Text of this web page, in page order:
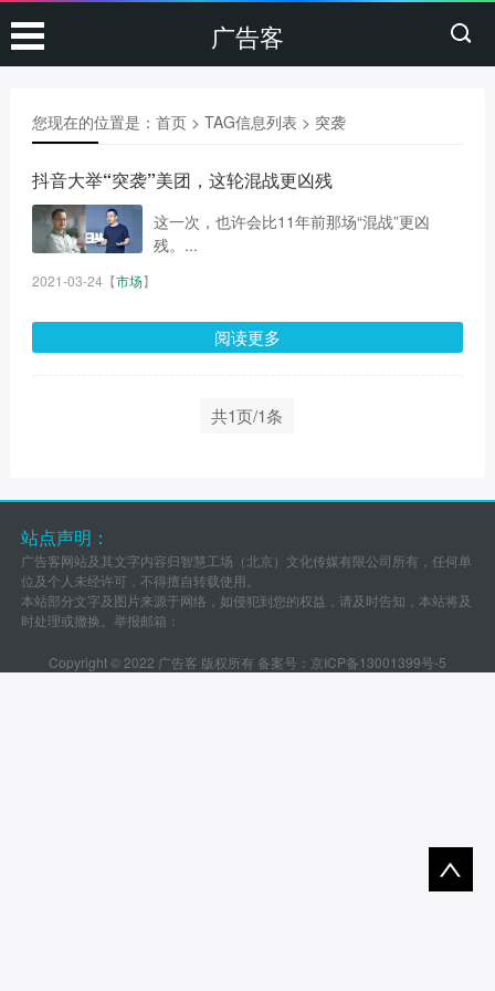
广告客
您现在的位置是： 首页> TAG信息列表 > 突袭
抖音大举“突袭”美团，这轮混战更凶残
这一次，也许会比11年前那场“混战”​更凶
残。...
2021-03-24 【市场】
阅读更多
共1页/1条
站点声明：
广告客网站及其文字内容归智慧工场（北京）文化传媒有限公司所有，任何单
位及个人未经许可，不得擅自转载使用。
本站部分文字及图片来源于网络，如侵犯到您的权益，请及时告知，本站将及
时处理或撤换。举报邮箱：
Copyright © 2022 广告客 版权所有 备案号： 京ICP备13001399号-5